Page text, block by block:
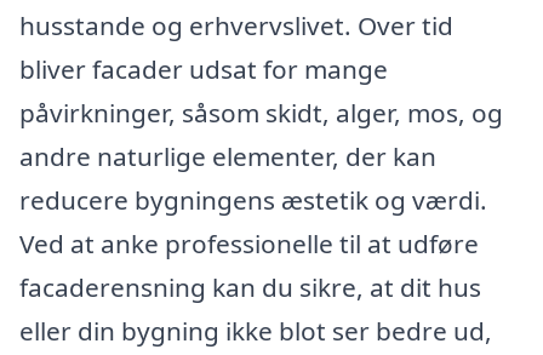
husstande og erhvervslivet. Over tid
bliver facader udsat for mange
påvirkninger, såsom skidt, alger, mos, og
andre naturlige elementer, der kan
reducere bygningens æstetik og værdi.
Ved at anke professionelle til at udføre
facaderensning kan du sikre, at dit hus
eller din bygning ikke blot ser bedre ud,